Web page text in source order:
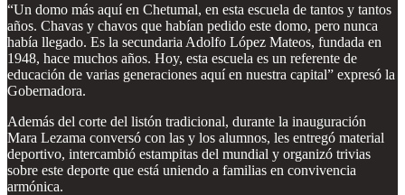
“Un domo más aquí en Chetumal, en esta escuela de tantos y tantos
años. Chavas y chavos que habían pedido este domo, pero nunca
había llegado. Es la secundaria Adolfo López Mateos, fundada en
1948, hace muchos años. Hoy, esta escuela es un referente de
educación de varias generaciones aquí en nuestra capital” expresó la
Gobernadora.
Además del corte del listón tradicional, durante la inauguración
Mara Lezama conversó con las y los alumnos, les entregó material
deportivo, intercambió estampitas del mundial y organizó trivias
sobre este deporte que está uniendo a familias en convivencia
armónica.